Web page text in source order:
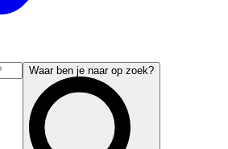
Waar ben je naar op zoek?